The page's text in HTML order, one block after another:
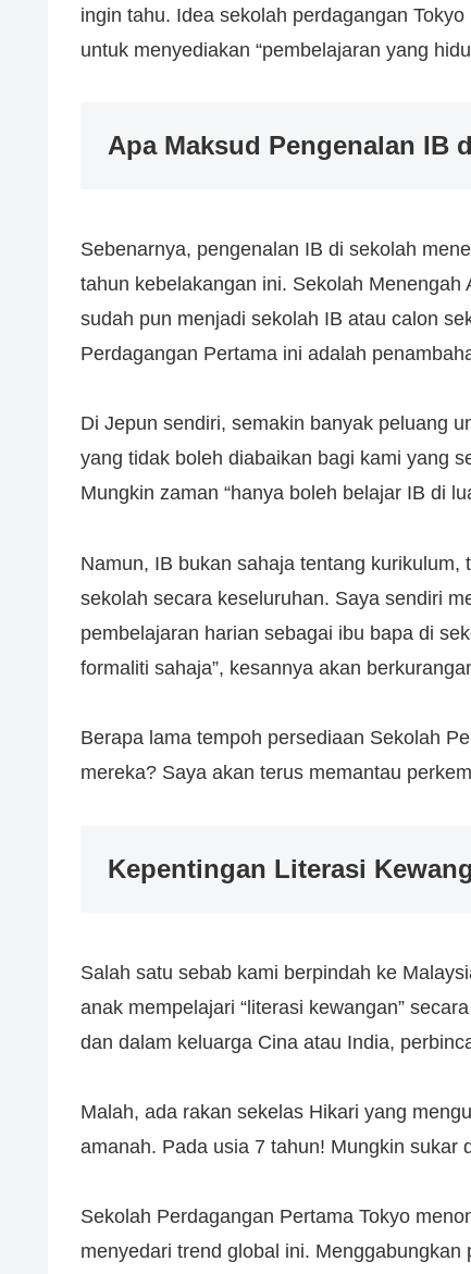
ingin tahu. Idea sekolah perdagangan
untuk menyediakan “pembelajaran yang
Apa Maksud Pengenalan IB
Sebenarnya, pengenalan IB di sekolah
tahun kebelakangan ini. Sekolah
sudah pun menjadi sekolah IB atau calon
Perdagangan Pertama ini adalah
Di Jepun sendiri, semakin banyak peluang
yang tidak boleh diabaikan bagi kami yang
Mungkin zaman “hanya boleh belajar IB di
Namun, IB bukan sahaja tentang
sekolah secara keseluruhan. Saya sendiri
pembelajaran harian sebagai ibu bapa di
formaliti sahaja”, kesannya akan
Berapa lama tempoh persediaan Sekolah
mereka? Saya akan terus memantau
Kepentingan Literasi
Salah satu sebab kami berpindah ke
anak mempelajari “literasi kewangan”
dan dalam keluarga Cina atau India,
Malah, ada rakan sekelas Hikari yang
amanah. Pada usia 7 tahun! Mungkin sukar
Sekolah Perdagangan Pertama Tokyo
menyedari trend global ini.